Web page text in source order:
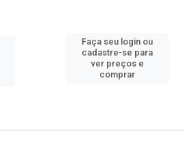
Faça seu login ou
cadastre-se para
ver preços e
comprar